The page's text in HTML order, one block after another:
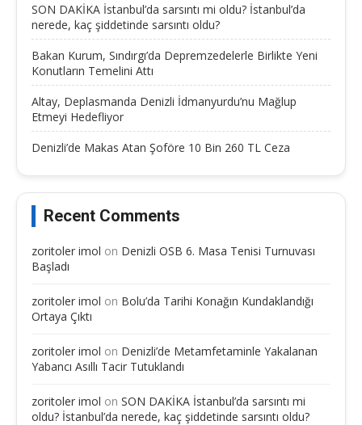
SON DAKİKA İstanbul’da sarsıntı mi oldu? İstanbul’da
nerede, kaç şiddetinde sarsıntı oldu?
Bakan Kurum, Sındırgı’da Depremzedelerle Birlikte Yeni
Konutların Temelini Attı
Altay, Deplasmanda Denizli İdmanyurdu’nu Mağlup
Etmeyi Hedefliyor
Denizli’de Makas Atan Şoföre 10 Bin 260 TL Ceza
Recent Comments
zoritoler imol on Denizli OSB 6. Masa Tenisi Turnuvası
Başladı
zoritoler imol on Bolu’da Tarihi Konağın Kundaklandığı
Ortaya Çıktı
zoritoler imol on Denizli’de Metamfetaminle Yakalanan
Yabancı Asıllı Tacir Tutuklandı
zoritoler imol on SON DAKİKA İstanbul’da sarsıntı mi
oldu? İstanbul’da nerede, kaç şiddetinde sarsıntı oldu?